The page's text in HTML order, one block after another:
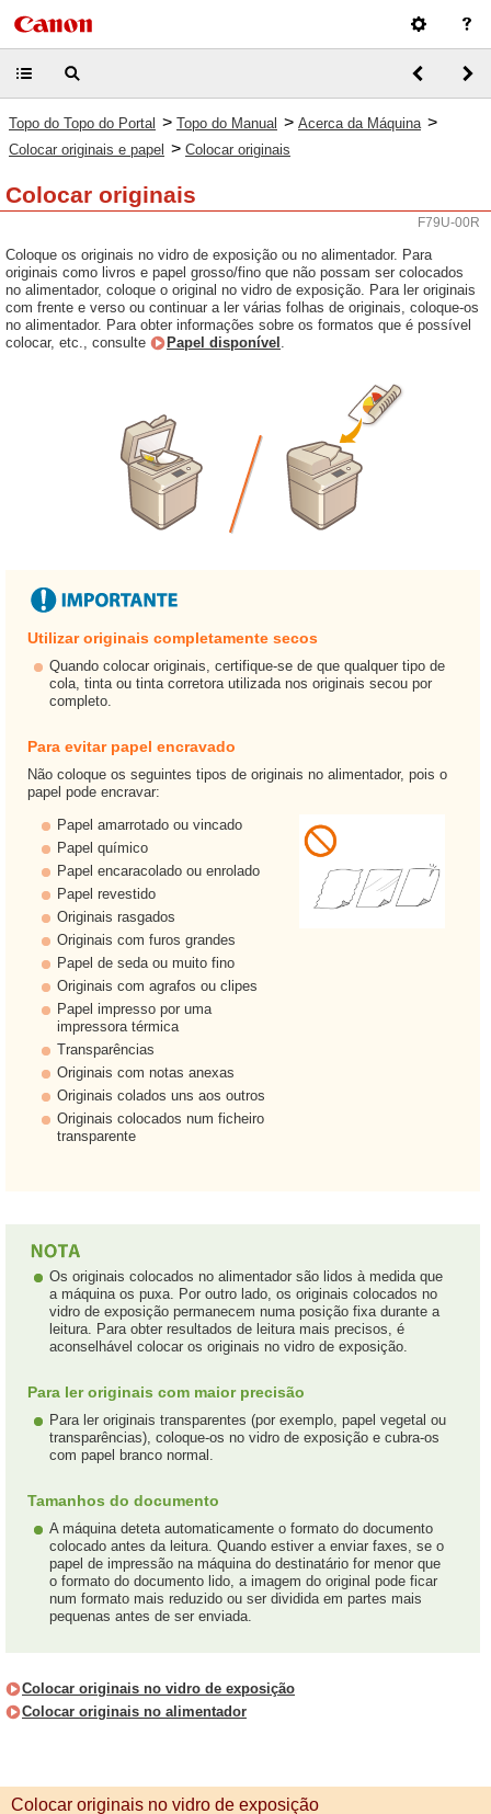
Topo do Topo do Portal > Topo do Manual > Acerca da Máquina >
Colocar originais e papel > Colocar originais
Colocar originais
F79U-00R
Coloque os originais no vidro de exposição ou no alimentador. Para
originais como livros e papel grosso/fino que não possam ser colocados
no alimentador, coloque o original no vidro de exposição. Para ler originais
com frente e verso ou continuar a ler várias folhas de originais, coloque-os
no alimentador. Para obter informações sobre os formatos que é possível
colocar, etc., consulte
Papel disponível .
Utilizar originais completamente secos
Quando colocar originais, certifique-se de que qualquer tipo de
cola, tinta ou tinta corretora utilizada nos originais secou por
completo.
Para evitar papel encravado
Não coloque os seguintes tipos de originais no alimentador, pois o
papel pode encravar:
Papel amarrotado ou vincado
Papel químico
Papel encaracolado ou enrolado
Papel revestido
Originais rasgados
Originais com furos grandes
Papel de seda ou muito fino
Originais com agrafos ou clipes
Papel impresso por uma
impressora térmica
Transparências
Originais com notas anexas
Originais colados uns aos outros
Originais colocados num ficheiro
transparente
Os originais colocados no alimentador são lidos à medida que
a máquina os puxa. Por outro lado, os originais colocados no
vidro de exposição permanecem numa posição fixa durante a
leitura. Para obter resultados de leitura mais precisos, é
aconselhável colocar os originais no vidro de exposição.
Para ler originais com maior precisão
Para ler originais transparentes (por exemplo, papel vegetal ou
transparências), coloque-os no vidro de exposição e cubra-os
com papel branco normal.
Tamanhos do documento
A máquina deteta automaticamente o formato do documento
colocado antes da leitura. Quando estiver a enviar faxes, se o
papel de impressão na máquina do destinatário for menor que
o formato do documento lido, a imagem do original pode ficar
num formato mais reduzido ou ser dividida em partes mais
pequenas antes de ser enviada.
Colocar originais no vidro de exposição
Colocar originais no alimentador
Colocar originais no vidro de exposição